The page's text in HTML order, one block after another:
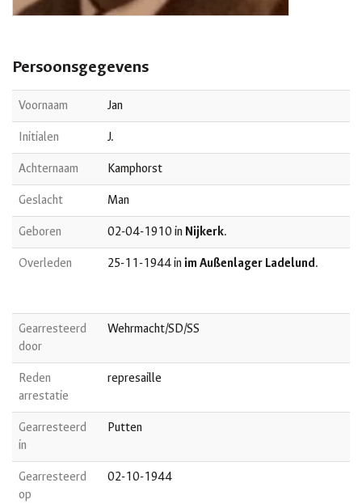
Persoonsgegevens
Voornaam Jan
Initialen J.
Achternaam Kamphorst
Geslacht Man
Geboren 02-04-1910 in Nijkerk.
Overleden 25-11-1944 in im Außenlager Ladelund.
Gearresteerd
door
Wehrmacht/SD/SS
Reden
arrestatie
represaille
Gearresteerd
in
Putten
Gearresteerd
op
02-10-1944